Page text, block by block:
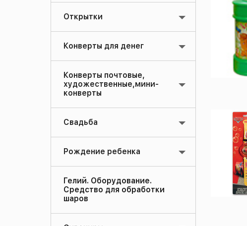
Открытки
Конверты для денег
Конверты почтовые,
художественные,мини-
конверты
Свадьба
Рождение ребенка
Гелий. Оборудование.
Средство для обработки
шаров